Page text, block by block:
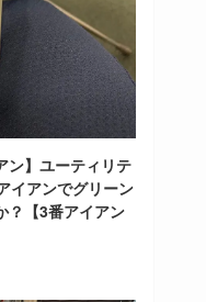
ン】ユーティリテ
イアンでグリーン
？【3番アイアン